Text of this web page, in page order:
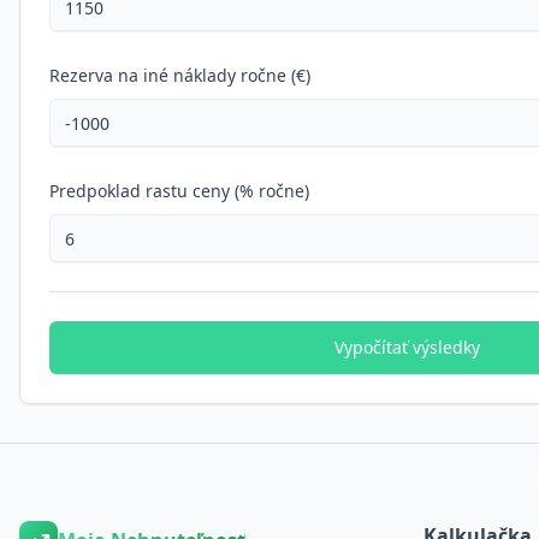
Rezerva na iné náklady ročne (€)
Predpoklad rastu ceny (% ročne)
Vypočítať výsledky